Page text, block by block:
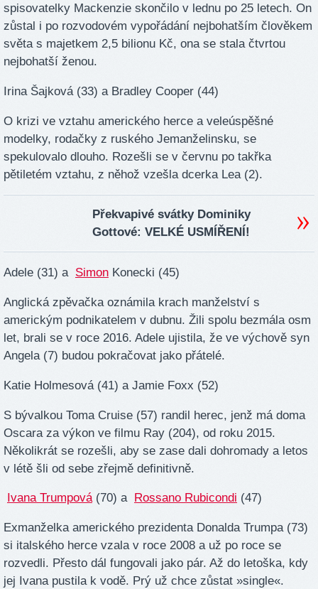
spisovatelky Mackenzie skončilo v lednu po 25 letech. On
zůstal i po rozvodovém vypořádání nejbohatším člověkem
světa s majetkem 2,5 bilionu Kč, ona se stala čtvrtou
nejbohatší ženou.
Irina Šajková (33) a Bradley Cooper (44)
O krizi ve vztahu amerického herce a veleúspěšné
modelky, rodačky z ruského Jemanželinsku, se
spekulovalo dlouho. Rozešli se v červnu po takřka
pětiletém vztahu, z něhož vzešla dcerka Lea (2).
Překvapivé svátky Dominiky
Gottové: VELKÉ USMÍŘENÍ!
Adele (31) a Simon Konecki (45)
Anglická zpěvačka oznámila krach manželství s
americkým podnikatelem v dubnu. Žili spolu bezmála osm
let, brali se v roce 2016. Adele ujistila, že ve výchově syn
Angela (7) budou pokračovat jako přátelé.
Katie Holmesová (41) a Jamie Foxx (52)
S bývalkou Toma Cruise (57) randil herec, jenž má doma
Oscara za výkon ve filmu Ray (204), od roku 2015.
Několikrát se rozešli, aby se zase dali dohromady a letos
v létě šli od sebe zřejmě definitivně.
Ivana Trumpová(70) a Rossano Rubicondi (47)
Exmanželka amerického prezidenta Donalda Trumpa (73)
si italského herce vzala v roce 2008 a už po roce se
rozvedli. Přesto dál fungovali jako pár. Až do letoška, kdy
jej Ivana pustila k vodě. Prý už chce zůstat »single«.